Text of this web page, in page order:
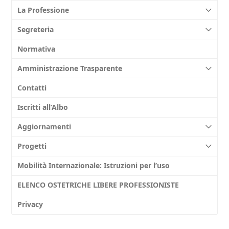
La Professione
Segreteria
Normativa
Amministrazione Trasparente
Contatti
Iscritti all’Albo
Aggiornamenti
Progetti
Mobilità Internazionale: Istruzioni per l’uso
ELENCO OSTETRICHE LIBERE PROFESSIONISTE
Privacy